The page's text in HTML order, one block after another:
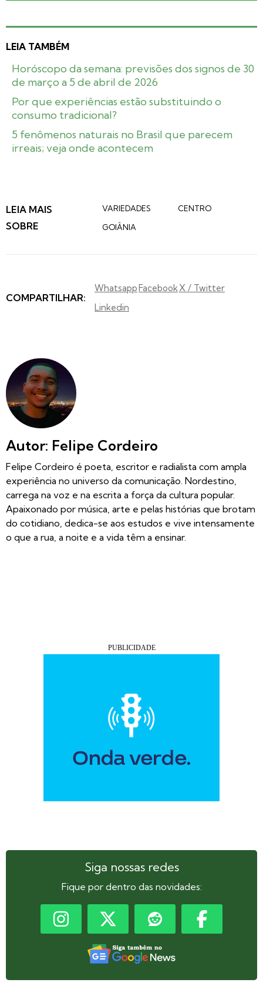
LEIA TAMBÉM
Horóscopo da semana: previsões dos signos de 30
de março a 5 de abril de 2026
Por que experiências estão substituindo o
consumo tradicional?
5 fenômenos naturais no Brasil que parecem
irreais; veja onde acontecem
LEIA MAIS
SOBRE
VARIEDADES
CENTRO
GOIÂNIA
COMPARTILHAR:
WhatsappFacebookX / Twitter
Linkedin
Autor: Felipe Cordeiro
Felipe Cordeiro é poeta, escritor e radialista com ampla
experiência no universo da comunicação. Nordestino,
carrega na voz e na escrita a força da cultura popular.
Apaixonado por música, arte e pelas histórias que brotam
do cotidiano, dedica-se aos estudos e vive intensamente
o que a rua, a noite e a vida têm a ensinar.
Siga nossas redes
Fique por dentro das novidades: